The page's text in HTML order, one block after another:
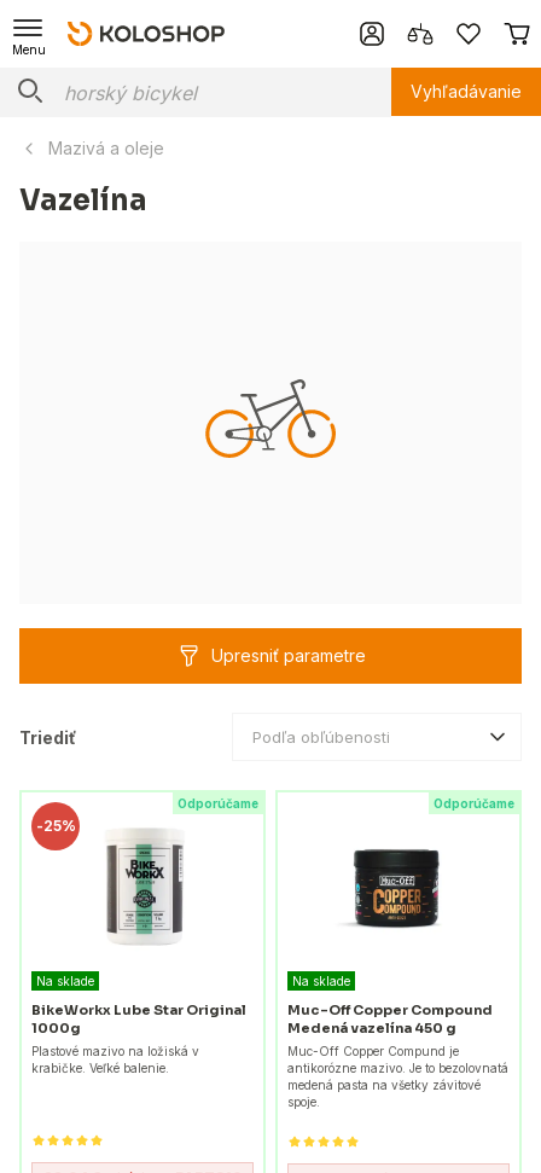
Menu
Vyhľadávanie
Mazivá a oleje
Vazelína
Upresniť parametre
Triediť Podľa obľúbenosti
Odporúčame
-25%
Na sklade
BikeWorkx Lube Star Original
1000g
Plastové mazivo na ložiská v
krabičke. Veľké balenie.
Odporúčame
Na sklade
Muc-Off Copper Compound
Medená vazelína 450 g
Muc-Off Copper Compund je
antikorózne mazivo. Je to bezolovnatá
medená pasta na všetky závitové
spoje.